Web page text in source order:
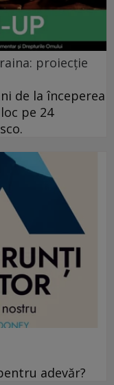
proiecție
de la începerea
pe 24
adevăr?